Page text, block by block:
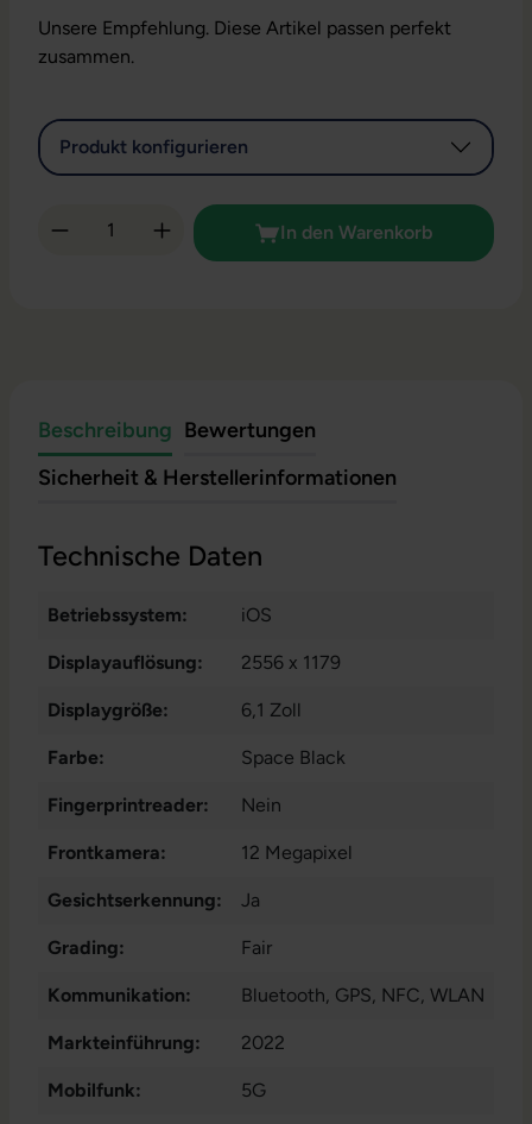
Unsere Empfehlung. Diese Artikel passen perfekt
zusammen.
Produkt konfigurieren
Produkt Anzahl: Gib den gewünschten
In den Warenkorb
Beschreibung Bewertungen
Sicherheit & Herstellerinformationen
Technische Daten
Betriebssystem: iOS
Displayauflösung: 2556 x 1179
Displaygröße: 6,1 Zoll
Farbe: Space Black
Fingerprintreader: Nein
Frontkamera: 12 Megapixel
Gesichtserkennung: Ja
Grading: Fair
Kommunikation: Bluetooth, GPS, NFC, WLAN
Markteinführung: 2022
Mobilfunk: 5G